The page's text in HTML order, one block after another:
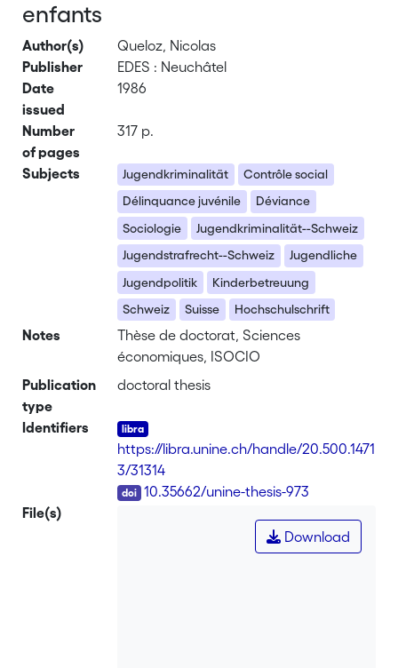
enfants
Author(s)
Queloz, Nicolas
Publisher
EDES : Neuchâtel
Date
issued
1986
Number
of pages
317 p.
Subjects Jugendkriminalität
Contrôle social
Délinquance juvénile
Déviance
Sociologie
Jugendkriminalität--Schweiz
Jugendstrafrecht--Schweiz
Jugendliche
Jugendpolitik
Kinderbetreuung
Schweiz
Suisse Hochschulschrift
Notes
Thèse de doctorat, Sciences
économiques, ISOCIO
Publication
type
doctoral thesis
Identifiers
https://libra.unine.ch/handle/20.500.1471
3/31314
10.35662/unine-thesis-973
File(s)
Download